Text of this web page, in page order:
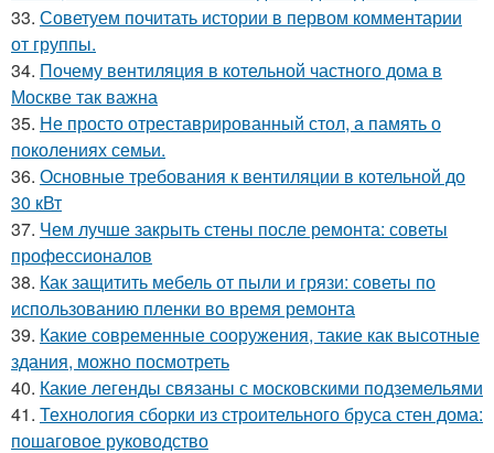
33. Советуем почитать истории в первом комментарии
от группы.
34. Почему вентиляция в котельной частного дома в
Москве так важна
35. Не просто отреставрированный стол, а память о
поколениях семьи.
36. Основные требования к вентиляции в котельной до
30 кВт
37. Чем лучше закрыть стены после ремонта: советы
профессионалов
38. Как защитить мебель от пыли и грязи: советы по
использованию пленки во время ремонта
39. Какие современные сооружения, такие как высотные
здания, можно посмотреть
40. Какие легенды связаны с московскими подземельями
41. Технология сборки из строительного бруса стен дома:
пошаговое руководство